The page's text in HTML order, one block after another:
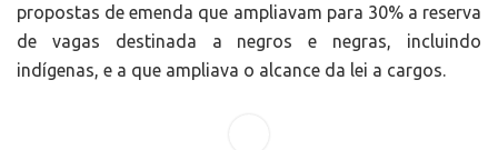
propostas de emenda que ampliavam para 30% a reserva
de vagas destinada a negros e negras, incluindo
indígenas, e a que ampliava o alcance da lei a cargos.